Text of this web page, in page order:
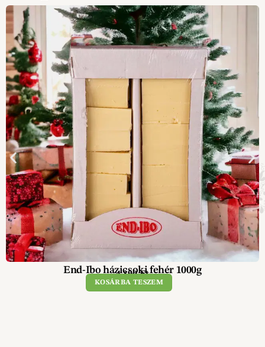
End-Ibo házicsoki fehér 1000g
4 390Ft
KOSÁRBA TESZEM